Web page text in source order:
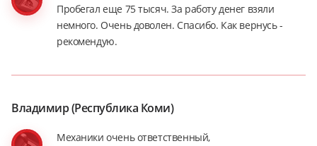
Пробегал еще 75 тысяч. За работу денег взяли
немного. Очень доволен. Спасибо. Как вернусь -
рекомендую.
Владимир (Республика Коми)
Механики очень ответственный,